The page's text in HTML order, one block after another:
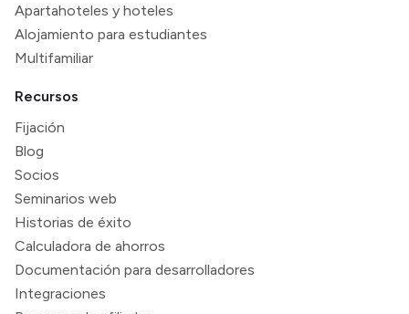
Apartahoteles y hoteles
Alojamiento para estudiantes
Multifamiliar
Recursos
Fijación
Blog
Socios
Seminarios web
Historias de éxito
Calculadora de ahorros
Documentación para desarrolladores
Integraciones